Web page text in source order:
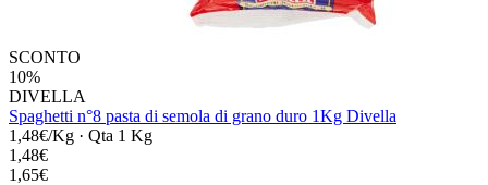
SCONTO
10%
DIVELLA
Spaghetti n°8 pasta di semola di grano duro 1Kg Divella
1,48€/Kg · Qta 1 Kg
1,48€
1,65€